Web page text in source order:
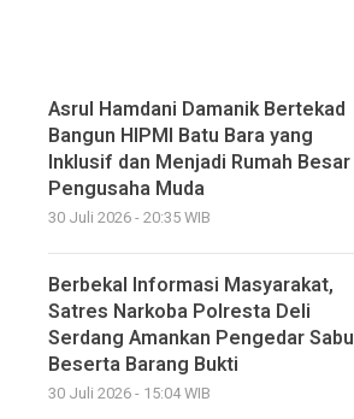
Asrul Hamdani Damanik Bertekad
Bangun HIPMI Batu Bara yang
Inklusif dan Menjadi Rumah Besar
Pengusaha Muda
30 Juli 2026 - 20:35 WIB
Berbekal Informasi Masyarakat,
Satres Narkoba Polresta Deli
Serdang Amankan Pengedar Sabu
Beserta Barang Bukti
30 Juli 2026 - 15:04 WIB